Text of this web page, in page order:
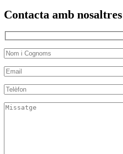
Contacta amb nosaltres